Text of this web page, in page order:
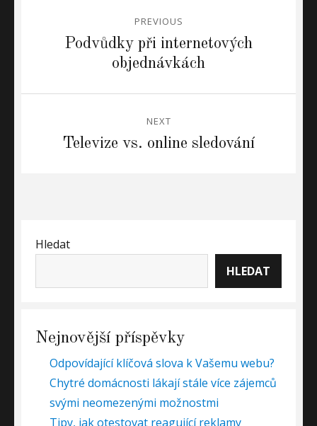
PREVIOUS
Podvůdky při internetových
objednávkách
NEXT
Televize vs. online sledování
Hledat
HLEDAT
Nejnovější příspěvky
Odpovídající klíčová slova k Vašemu webu?
Chytré domácnosti lákají stále více zájemců
svými neomezenými možnostmi
Tipy, jak otestovat reagující reklamy